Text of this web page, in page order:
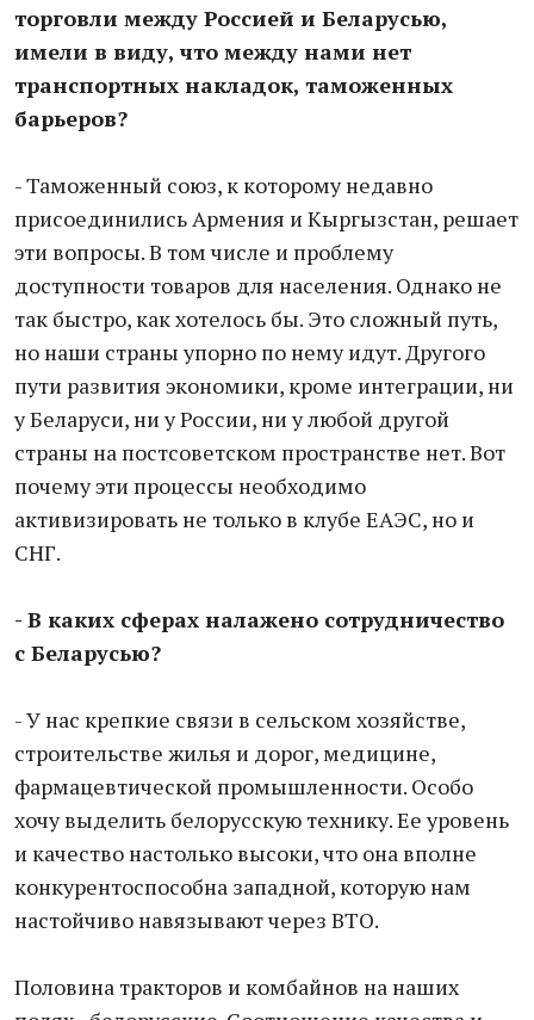
торговли между Россией и Беларусью,
имели в виду, что между нами нет
транспортных накладок, таможенных
барьеров?
- Таможенный союз, к которому недавно
присоединились Армения и Кыргызстан, решает
эти вопросы. В том числе и проблему
доступности товаров для населения. Однако не
так быстро, как хотелось бы. Это сложный путь,
но наши страны упорно по нему идут. Другого
пути развития экономики, кроме интеграции, ни
у Беларуси, ни у России, ни у любой другой
страны на постсоветском пространстве нет. Вот
почему эти процессы необходимо
активизировать не только в клубе ЕАЭС, но и
СНГ.
- В каких сферах налажено сотрудничество
с Беларусью?
- У нас крепкие связи в сельском хозяйстве,
строительстве жилья и дорог, медицине,
фармацевтической промышленности. Особо
хочу выделить белорусскую технику. Ее уровень
и качество настолько высоки, что она вполне
конкурентоспособна западной, которую нам
настойчиво навязывают через ВТО.
Половина тракторов и комбайнов на наших